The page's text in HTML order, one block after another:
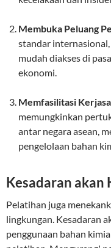
Membuka Peluang
standar
mudah diakses di
ekonomi.
Memfasilitasi
memungkinkan
antar negara asean,
pengelolaan bahan
Kesadaran
Pelatihan juga
lingkungan. Kesadaran
penggunaan bahan